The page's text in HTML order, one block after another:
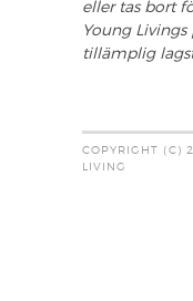
eller tas bort
Young
tillämplig
COPYRIGHT (C)
LIVING